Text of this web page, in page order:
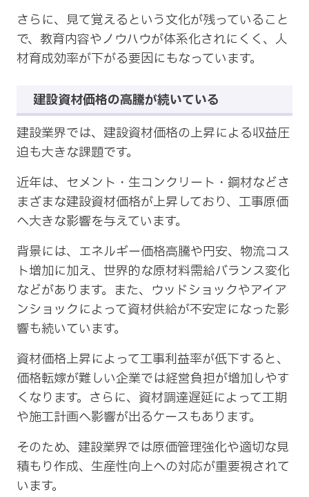
さらに、見て覚えるという文化が残っていること
で、教育内容やノウハウが体系化されにくく、人
材育成効率が下がる要因にもなっています。
建設資材価格の高騰が続いている
建設業界では、建設資材価格の上昇による収益圧
迫も大きな課題です。
近年は、セメント・生コンクリート・鋼材などさ
まざまな建設資材価格が上昇しており、工事原価
へ大きな影響を与えています。
背景には、エネルギー価格高騰や円安、物流コス
ト増加に加え、世界的な原材料需給バランス変化
などがあります。また、ウッドショックやアイア
ンショックによって資材供給が不安定になった影
響も続いています。
資材価格上昇によって工事利益率が低下すると、
価格転嫁が難しい企業では経営負担が増加しやす
くなります。さらに、資材調達遅延によって工期
や施工計画へ影響が出るケースもあります。
そのため、建設業界では原価管理強化や適切な見
積もり作成、生産性向上への対応が重要視されて
います。